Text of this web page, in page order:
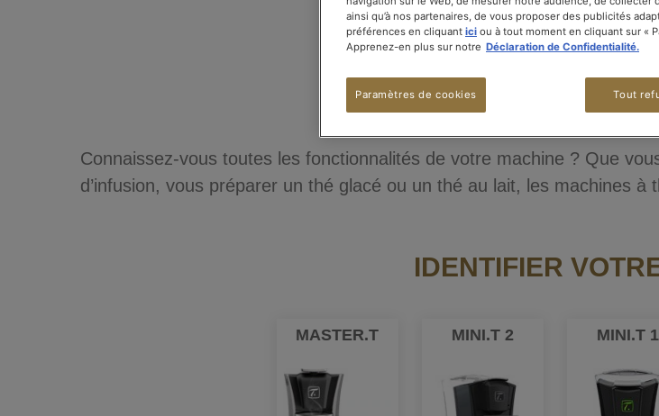
PRÉPARER
Connaissez-vous toutes les fonctionnalités de votre machine ? Que
d’infusion, vous préparer un thé glacé ou un thé au lait, les machines
IDENTIFIER
MASTER.T MINI.T 2 MINI.T 1
ainsi qu’à nos partenaires, de vous proposer des publicités
préférences en cliquant ici ou à tout moment en cliquant sur «
Apprenez-en plus sur notre Déclaration de Confidentialité.
Tout
Paramètres de cookies